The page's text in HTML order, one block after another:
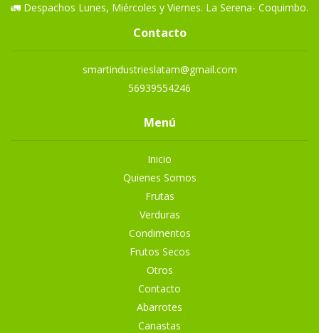
🚛 Despachos Lunes, Miércoles y Viernes. La Serena- Coquimbo.
Contacto
smartindustrieslatam@gmail.com
56939554246
Menú
Inicio
Quienes Somos
Frutas
Verduras
Condimentos
Frutos Secos
Otros
Contacto
Abarrotes
Canastas